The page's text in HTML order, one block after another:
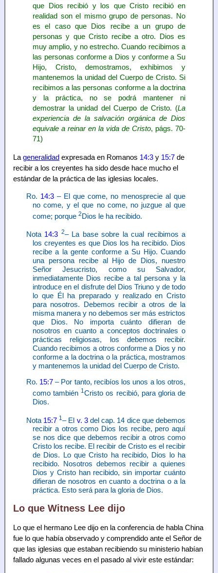
que Dios recibió y los que Cristo recibió en
realidad son el mismo grupo de personas. No
es el caso que Dios recibe a un grupo de
personas y que Cristo recibe a otro. Dios es
muy amplio, y no estrecho. Cuando recibimos a
las personas conforme a Dios y conforme a Su
Hijo, Cristo, demostramos, exhibimos y
mantenemos la unidad del Cuerpo de Cristo. Si
recibimos a las personas conforme a la doctrina
y la práctica, no se podrá mantener ni
demostrar la unidad del Cuerpo de Cristo. (La
experiencia de la salvación orgánica de Dios
equivale a reinar en la vida de Cristo, págs. 70-
71)
La generalidad expresada en Romanos 14:3 y 15:7 de
recibir a los creyentes ha sido desde hace mucho el
estándar de la práctica de las iglesias locales.
Ro. 14:3– El que come, no menosprecie al que
no come, y el que no come, no juzgue al que
come; porque 2 Dios le ha recibido.
Nota 14:3 2– La base sobre la cual recibimos a
los creyentes es que Dios los ha recibido. Dios
recibe a la gente conforme a Su Hijo. Cuando
una persona recibe al Hijo de Dios, nuestro
Señor Jesucristo, como su Salvador,
inmediatamente Dios recibe a tal persona y la
introduce en el disfrute del Dios Triuno y de todo
lo que Él ha preparado y realizado en Cristo
para nosotros. Debemos recibir a otros de la
misma manera y no debemos ser más estrictos
que Dios. No importa cuánto difieran de
nosotros en cuanto a conceptos doctrinales o
prácticas religiosas, los debemos recibir.
Cuando recibimos a otros conforme a Dios y no
conforme a la doctrina o la práctica, mostramos
y mantenemos la unidad del Cuerpo de Cristo.
Ro. 15:7– Por tanto, recibíos los unos a los otros,
como también 1Cristo os recibió, para gloria de
Dios.
Nota 15:7 1 – El v. 3del cap. 14 dice que debemos
recibir a otros como Dios los recibe, pero aquí
se nos dice que debemos recibir a otros como
Cristo los recibe. El recibir de Cristo es el recibir
de Dios. Lo que Cristo ha recibido, Dios lo ha
recibido. Nosotros debemos recibir a quienes
Dios y Cristo han recibido, sin importar cuánto
difieran de nosotros en cuanto a doctrina o a la
práctica. Esto será para la gloria de Dios.
Lo que Witness Lee dijo
Lo que el hermano Lee dijo en la conferencia de habla China
fue lo que había observado y comprendido ante el Señor de
que las iglesias que estaban recibiendo su ministerio habían
fallado algunas veces en el pasado al vivir este estándar: